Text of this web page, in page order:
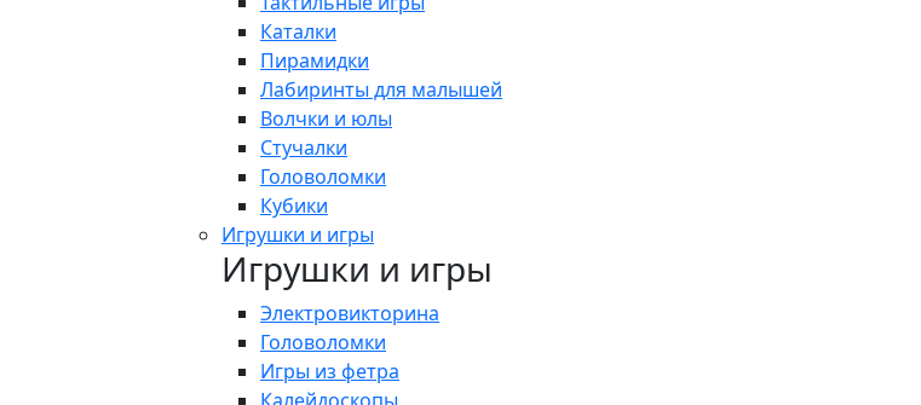
Каталки
Пирамидки
Лабиринты для малышей
Волчки и юлы
Стучалки
Головоломки
Кубики
Игрушки и игры
Игрушки и игры
Электровикторина
Головоломки
Игры из фетра